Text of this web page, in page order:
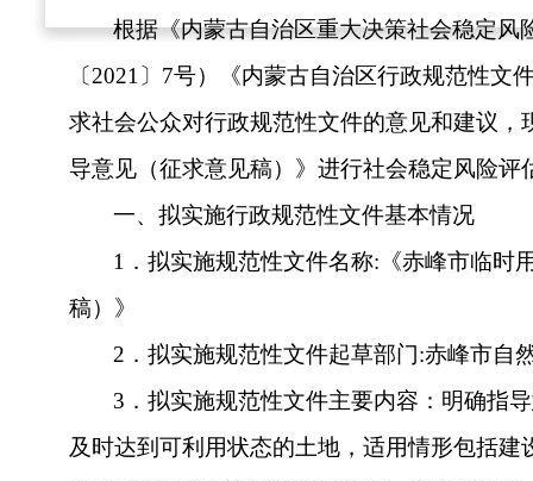
根据《内蒙古自治区重大决策社会稳定风
〔 2021〕7号） 《内蒙古自治区行政规范性文
求社会公众对行政规范性文件的意见和建议，
导意见（征求意见稿）》进行社会稳定风险评
一、拟实施行政规范性文件基本情况
1．拟实施规范性文件名称:《赤峰市临时
稿）》
2．拟实施规范性文件起草部门:赤峰市自
3．拟实施规范性文件主要内容： 明确指
及时达到可利用状态的土地，适用情形包括建